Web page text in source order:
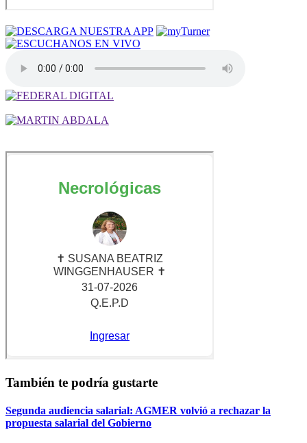
También te podría gustarte
Segunda audiencia salarial: AGMER volvió a rechazar la
propuesta salarial del Gobierno